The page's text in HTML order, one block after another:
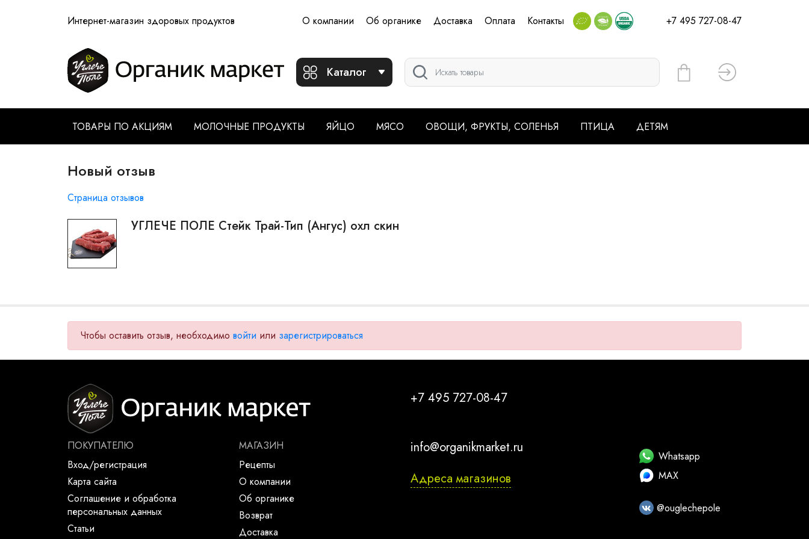
Интернет-магазин здоровых продуктов О компании Об органике Доставка Оплата Контакты +7 495 727-08-47
Каталог Вход
ТОВАРЫ ПО АКЦИЯМ МОЛОЧНЫЕ ПРОДУКТЫ ЯЙЦО МЯСО ОВОЩИ, ФРУКТЫ, СОЛЕНЬЯ ПТИЦА ДЕТЯМ
Новый отзыв
Страница отзывов
УГЛЕЧЕ ПОЛЕ Стейк Трай-Тип (Ангус) охл скин
Чтобы оставить отзыв, необходимо войти или зарегистрироваться
ПОКУПАТЕЛЮ
Вход/регистрация
Карта сайта
Соглашение и обработка
персональных данных
Статьи
МАГАЗИН
Рецепты
О компании
Об органике
Возврат
Доставка
+7 495 727-08-47
info@organikmarket.ru
Адреса магазинов
Whatsapp
MAX
@ouglechepole